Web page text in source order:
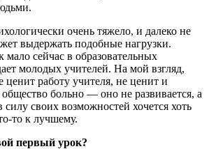
очень тяжело, и далеко не
выдержать подобные нагрузки.
мало сейчас в образовательных
молодых учителей. На мой взгляд,
ценит работу учителя, не ценит и
общество больно — оно не развивается, а
своих возможностей хочется хоть
то к лучшему.
первый урок?